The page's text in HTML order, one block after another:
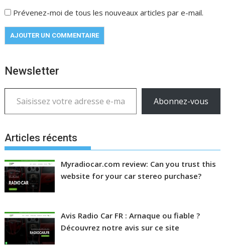
Prévenez-moi de tous les nouveaux articles par e-mail.
Newsletter
Saisissez votre adresse e-mail…
Abonnez-vous
Articles récents
Myradiocar.com review: Can you trust this
website for your car stereo purchase?
Avis Radio Car FR : Arnaque ou fiable ?
Découvrez notre avis sur ce site